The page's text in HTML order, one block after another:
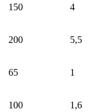
150 4
200 5,5
65 1
100 1,6